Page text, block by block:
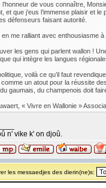
l’honneur de vous connaître,
et que j’eus l’immense plaisir et
défenseurs faisant autorité.
en me ralliant avec enthousiasme
les gens qui parlent wallon !
qui intègre les langues
voilà ce qu’il faut
un atout pour la réussite
gaumais, du champenois doit
« Vivre en Wallonie »
n' vike k' on djoû.
les messaedjes des dierin(ne)s: